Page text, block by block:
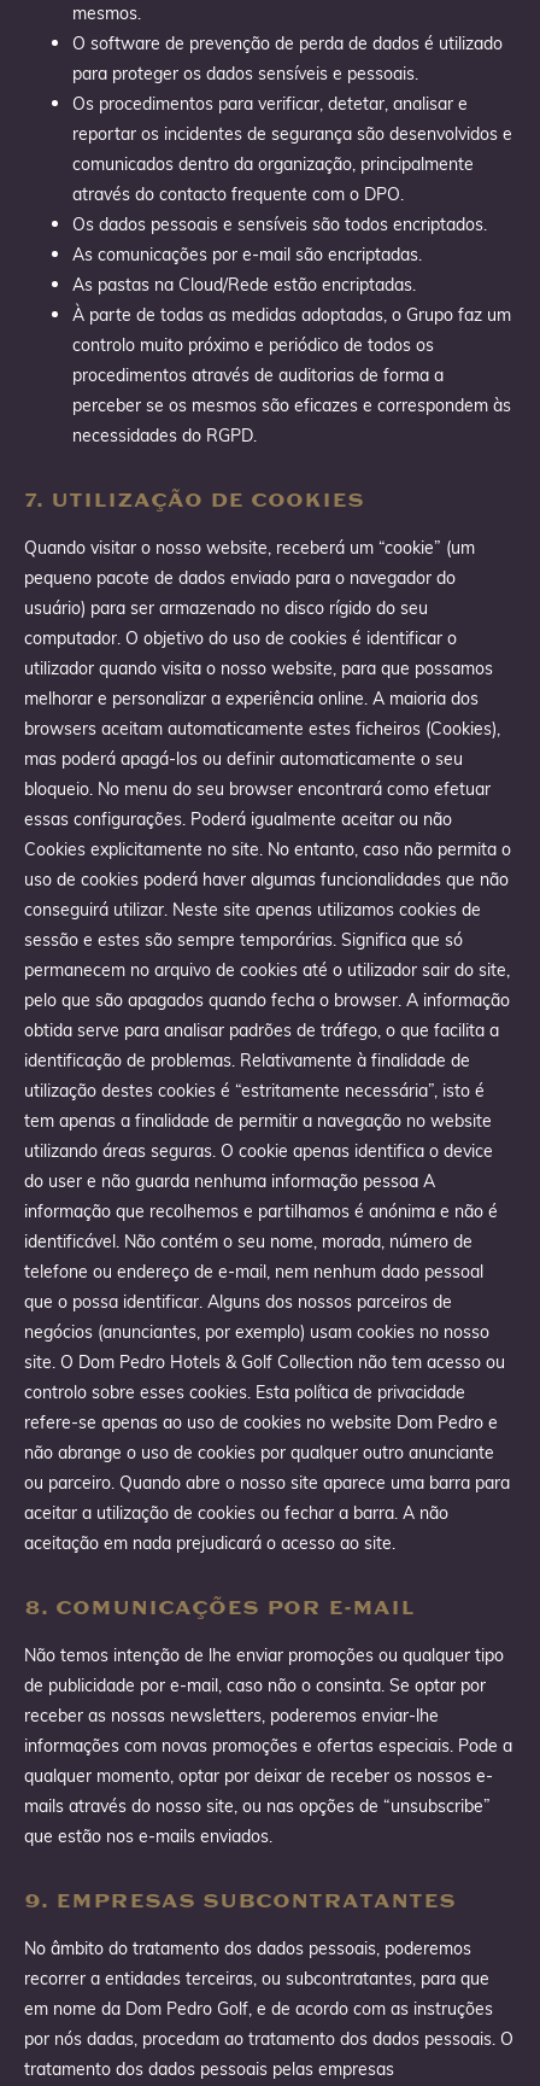
mesmos.
O software de prevenção de perda de dados é utilizado
para proteger os dados sensíveis e pessoais.
Os procedimentos para verificar, detetar, analisar e
reportar os incidentes de segurança são desenvolvidos e
comunicados dentro da organização, principalmente
através do contacto frequente com o DPO.
Os dados pessoais e sensíveis são todos encriptados.
As comunicações por e-mail são encriptadas.
As pastas na Cloud/Rede estão encriptadas.
À parte de todas as medidas adoptadas, o Grupo faz um
controlo muito próximo e periódico de todos os
procedimentos através de auditorias de forma a
perceber se os mesmos são eficazes e correspondem às
necessidades do RGPD.
7. UTILIZAÇÃO DE COOKIES
Quando visitar o nosso website, receberá um “cookie” (um
pequeno pacote de dados enviado para o navegador do
usuário) para ser armazenado no disco rígido do seu
computador. O objetivo do uso de cookies é identificar o
utilizador quando visita o nosso website, para que possamos
melhorar e personalizar a experiência online. A maioria dos
browsers aceitam automaticamente estes ficheiros (Cookies),
mas poderá apagá-los ou definir automaticamente o seu
bloqueio. No menu do seu browser encontrará como efetuar
essas configurações. Poderá igualmente aceitar ou não
Cookies explicitamente no site. No entanto, caso não permita o
uso de cookies poderá haver algumas funcionalidades que não
conseguirá utilizar. Neste site apenas utilizamos cookies de
sessão e estes são sempre temporárias. Significa que só
permanecem no arquivo de cookies até o utilizador sair do site,
pelo que são apagados quando fecha o browser. A informação
obtida serve para analisar padrões de tráfego, o que facilita a
identificação de problemas. Relativamente à finalidade de
utilização destes cookies é “estritamente necessária”, isto é
tem apenas a finalidade de permitir a navegação no website
utilizando áreas seguras. O cookie apenas identifica o device
do user e não guarda nenhuma informação pessoa A
informação que recolhemos e partilhamos é anónima e não é
identificável. Não contém o seu nome, morada, número de
telefone ou endereço de e-mail, nem nenhum dado pessoal
que o possa identificar. Alguns dos nossos parceiros de
negócios (anunciantes, por exemplo) usam cookies no nosso
site. O Dom Pedro Hotels & Golf Collection não tem acesso ou
controlo sobre esses cookies. Esta política de privacidade
refere-se apenas ao uso de cookies no website Dom Pedro e
não abrange o uso de cookies por qualquer outro anunciante
ou parceiro. Quando abre o nosso site aparece uma barra para
aceitar a utilização de cookies ou fechar a barra. A não
aceitação em nada prejudicará o acesso ao site.
8. COMUNICAÇÕES POR E-MAIL
Não temos intenção de lhe enviar promoções ou qualquer tipo
de publicidade por e-mail, caso não o consinta. Se optar por
receber as nossas newsletters, poderemos enviar-lhe
informações com novas promoções e ofertas especiais. Pode a
qualquer momento, optar por deixar de receber os nossos e-
mails através do nosso site, ou nas opções de “unsubscribe”
que estão nos e-mails enviados.
9. EMPRESAS SUBCONTRATANTES
No âmbito do tratamento dos dados pessoais, poderemos
recorrer a entidades terceiras, ou subcontratantes, para que
em nome da Dom Pedro Golf, e de acordo com as instruções
por nós dadas, procedam ao tratamento dos dados pessoais. O
tratamento dos dados pessoais pelas empresas